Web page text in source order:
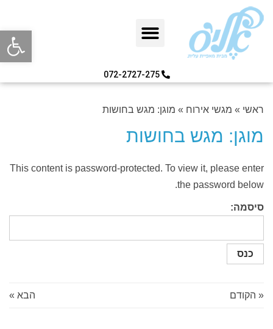
פתח
072-2727-275
ראשי » מגשי אירוח » מוגן: מגש בחושות
מוגן: מגש בחושות
This content is password-protected. To view it, please enter
the password below.
סיסמה:
« הקודם הבא »